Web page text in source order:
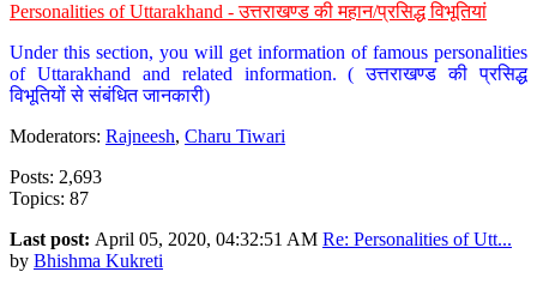
Personalities of Uttarakhand - उत्तराखण्ड की महान/प्रसिद्ध विभूतियां
Under this section, you will get information of famous personalities
of Uttarakhand and related information. ( उत्तराखण्ड की प्रसिद्ध
विभूतियों से संबंधित जानकारी)
Moderators: Rajneesh, Charu Tiwari
Posts: 2,693
Topics: 87
Last post: April 05, 2020, 04:32:51 AM Re: Personalities of Utt...
by Bhishma Kukreti